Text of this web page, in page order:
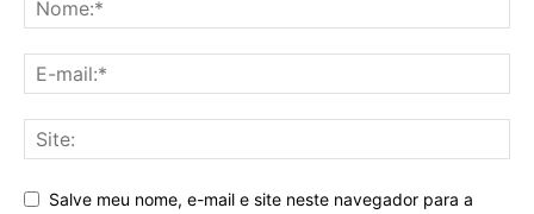
Salve meu nome, e-mail e site neste navegador para a